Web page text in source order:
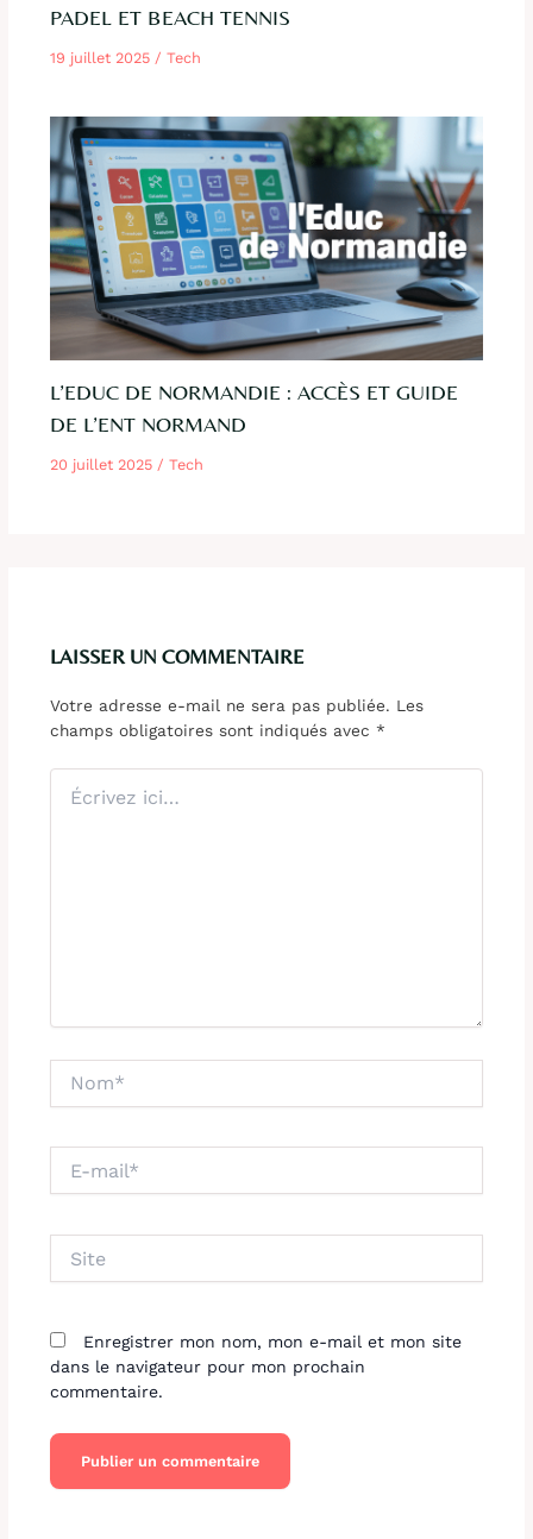
PADEL ET BEACH TENNIS
19 juillet 2025 / Tech
L’EDUC DE NORMANDIE : ACCÈS ET GUIDE
DE L’ENT NORMAND
20 juillet 2025 / Tech
LAISSER UN COMMENTAIRE
Votre adresse e-mail ne sera pas publiée. Les
champs obligatoires sont indiqués avec *
ici…
mail*
Enregistrer mon nom, mon e-mail et mon site
dans le navigateur pour mon prochain
commentaire.